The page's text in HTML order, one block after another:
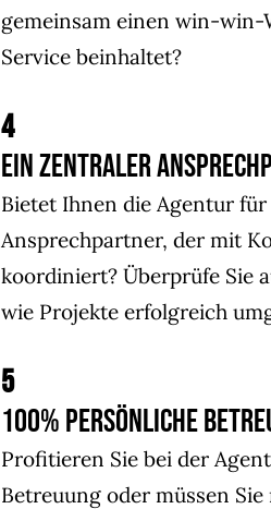
gemeinsam einen win-win-
Service beinhaltet?
4
Ein zentraler
Bietet Ihnen die Agentur
Ansprechpartner, der mit
koordiniert? Überprüfe Sie
wie Projekte erfolgreich
5
100% Persönliche
Profitieren Sie bei der
Betreuung oder müssen